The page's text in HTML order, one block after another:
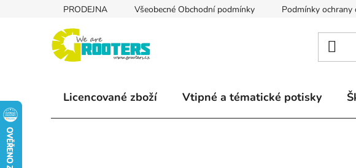
PRODEJNA Všeobecné Obchodní podmínky Podmínky ochrany
Licencované zboží Vtipné a tématické potisky